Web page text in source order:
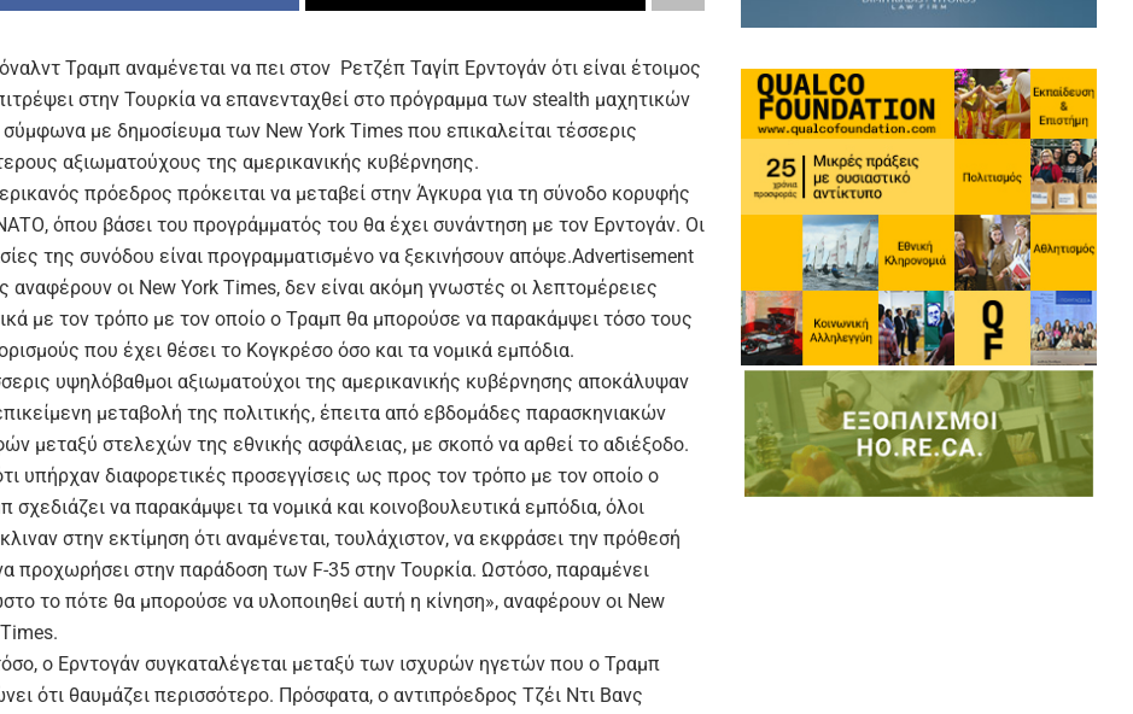
Τραμπ αναμένεται να πει στον Ρετζέπ Ταγίπ Ερντογάν ότι είναι έτοιμος
στην Τουρκία να επανενταχθεί στο πρόγραμμα των stealth μαχητικών
σύμφωνα με δημοσίευμα των New York Times που επικαλείται τέσσερις
αξιωματούχους της αμερικανικής κυβέρνησης.
πρόεδρος πρόκειται να μεταβεί στην Άγκυρα για τη σύνοδο κορυφής
όπου βάσει του προγράμματός του θα έχει συνάντηση με τον Ερντογάν. Οι
της συνόδου είναι προγραμματισμένο να ξεκινήσουν απόψε.Advertisement
αναφέρουν οι New York Times, δεν είναι ακόμη γνωστές οι λεπτομέρειες
με τον τρόπο με τον οποίο ο Τραμπ θα μπορούσε να παρακάμψει τόσο τους
που έχει θέσει το Κογκρέσο όσο και τα νομικά εμπόδια.
υψηλόβαθμοι αξιωματούχοι της αμερικανικής κυβέρνησης αποκάλυψαν
μεταβολή της πολιτικής, έπειτα από εβδομάδες παρασκηνιακών
μεταξύ στελεχών της εθνικής ασφάλειας, με σκοπό να αρθεί το αδιέξοδο.
υπήρχαν διαφορετικές προσεγγίσεις ως προς τον τρόπο με τον οποίο ο
σχεδιάζει να παρακάμψει τα νομικά και κοινοβουλευτικά εμπόδια, όλοι
στην εκτίμηση ότι αναμένεται, τουλάχιστον, να εκφράσει την πρόθεσή
προχωρήσει στην παράδοση των F-35 στην Τουρκία. Ωστόσο, παραμένει
το πότε θα μπορούσε να υλοποιηθεί αυτή η κίνηση», αναφέρουν οι New
ο Ερντογάν συγκαταλέγεται μεταξύ των ισχυρών ηγετών που ο Τραμπ
ότι θαυμάζει περισσότερο. Πρόσφατα, ο αντιπρόεδρος Τζέι Ντι Βανς